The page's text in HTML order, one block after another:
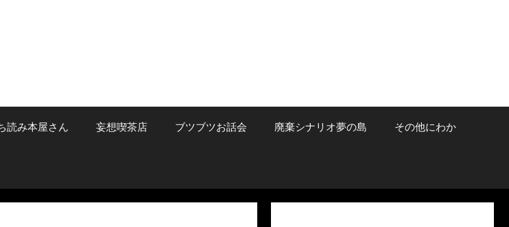
読み本屋さん 妄想喫茶店 ブツブツお話会 廃棄シナリオ夢の島 その他にわか